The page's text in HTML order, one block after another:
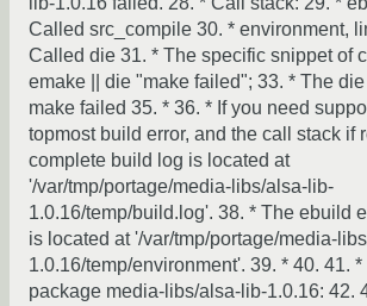
Called src_compile 30. * environment,
Called die 31. * The specific snippet of
emake || die "make failed"; 33. * The
make failed 35. * 36. * If you need
topmost build error, and the call stack if
complete build log is located at
'/var/tmp/portage/media-libs/alsa-lib-
1.0.16/temp/build.log'. 38. * The ebuild
is located at '/var/tmp/portage/media-
1.0.16/temp/environment'. 39. * 40. 41.
package media-libs/alsa-lib-1.0.16: 42.